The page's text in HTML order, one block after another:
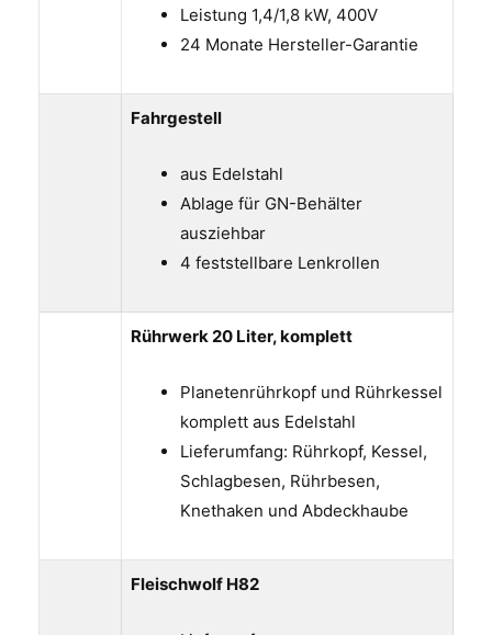
Leistung 1,4/1,8 kW, 400V
24 Monate Hersteller-Garantie
Fahrgestell
aus Edelstahl
Ablage für GN-Behälter
ausziehbar
4 feststellbare Lenkrollen
Rührwerk 20 Liter, komplett
Planetenrührkopf und Rührkessel
komplett aus Edelstahl
Lieferumfang: Rührkopf, Kessel,
Schlagbesen, Rührbesen,
Knethaken und Abdeckhaube
Fleischwolf H82